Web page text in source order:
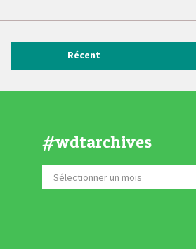
Récent
#wdtarchives